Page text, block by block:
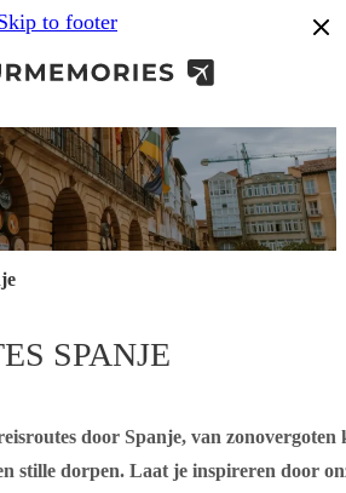
to footer
SPANJE
door Spanje, van zonovergoten
stille dorpen. Laat je inspireren door